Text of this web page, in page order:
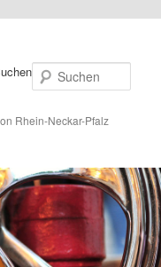
Rhein-Neckar-Pfalz